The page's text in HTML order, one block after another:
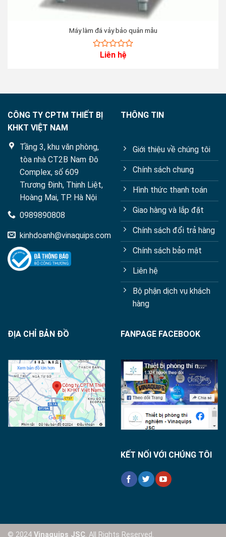
Máy làm đá vảy bảo quản mẫu
Liên hệ
CÔNG TY CPTM THIẾT BỊ
KHKT VIỆT NAM
Tầng 3, khu văn phòng,
tòa nhà CT2B Nam Đô
Complex, số 609
Trương Định, Thịnh Liệt,
Hoàng Mai, TP. Hà Nội
0989890808
kinhdoanh@vinaquips.com
THÔNG TIN
Giới thiệu về chúng tôi
Chính sách chung
Hình thức thanh toán
Giao hàng và lắp đặt
Chính sách đổi trả hàng
Chính sách bảo mật
Liên hệ
Bộ phận dịch vụ khách
hàng
ĐỊA CHỈ BẢN ĐỒ FANPAGE FACEBOOK
KẾT NỐI VỚI CHÚNG TÔI
© 2024 Vinaquips JSC. All Rights Reserved.